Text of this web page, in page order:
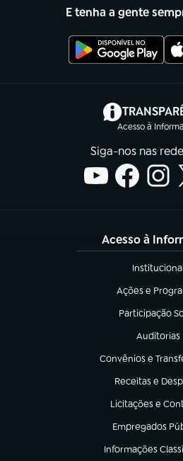
E tenha a gente
Acesso à
Siga-nos nas
Acesso à
(abre em
Ações e
(abre em nova
Participação
(abre em nova
Auditorias
(abre em
Convênios e
(abre em nova aba)
Receitas e
(abre em nova
Licitações e
(abre em nova
Empregados
(abre em nova
Informações
(abre em nova